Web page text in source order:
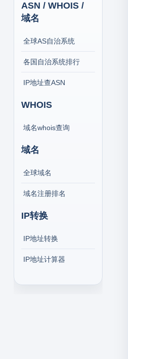
ASN / WHOIS /
域名
全球AS自治系统
各国自治系统排行
IP地址查ASN
WHOIS
域名whois查询
域名
全球域名
域名注册排名
IP转换
IP地址转换
IP地址计算器